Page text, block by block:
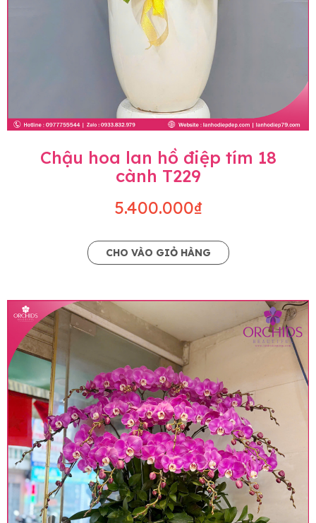
Chậu hoa lan hồ điệp tím 18
cành T229
5.400.000₫
CHO VÀO GIỎ HÀNG